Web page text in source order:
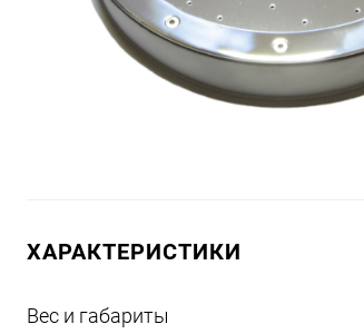
ХАРАКТЕРИСТИКИ
Вес и габариты